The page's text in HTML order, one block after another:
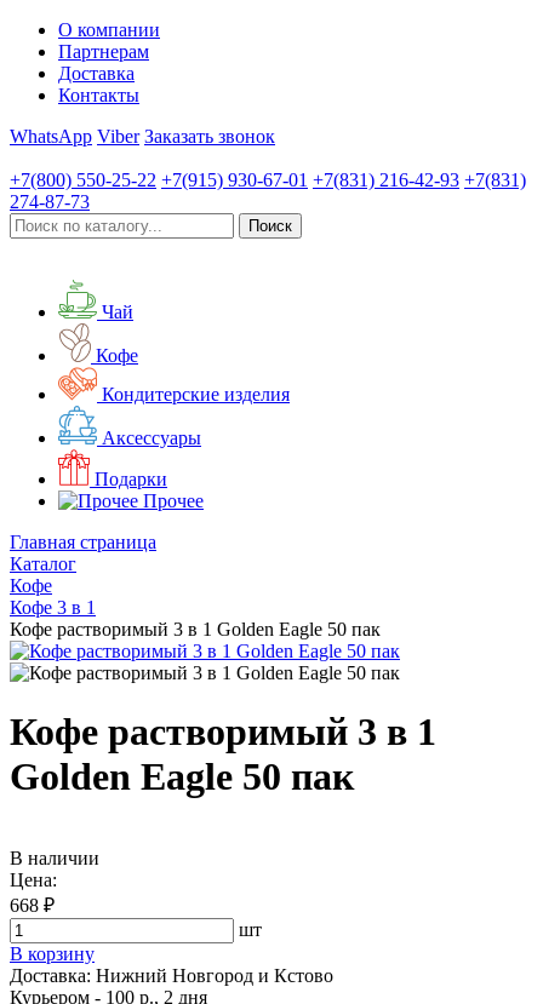
О компании
Партнерам
Доставка
Контакты
WhatsApp Viber Заказать звонок
+7(800) 550-25-22 +7(915) 930-67-01 +7(831) 216-42-93 +7(831)
274-87-73
Чай
Кофе
Кондитерские изделия
Аксессуары
Подарки
Прочее
Главная страница
Каталог
Кофе
Кофе 3 в 1
Кофе растворимый 3 в 1 Golden Eagle 50 пак
Кофе растворимый 3 в 1
Golden Eagle 50 пак
В наличии
Цена:
668 ₽
шт
В корзину
Доставка: Нижний Новгород и Кстово
Курьером - 100 р., 2 дня